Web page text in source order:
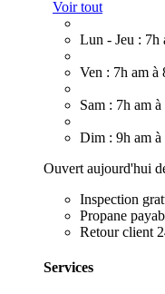
Voir tout
Lun - Jeu : 7h
Ven : 7h am à
Sam : 7h am
Dim : 9h am à
Ouvert aujourd'hui
Inspection
Propane
Retour client
Services